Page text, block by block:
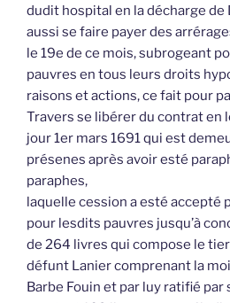
dudit hospital en la décharge de
aussi se faire payer des
le 19e de ce mois, subrogeant
pauvres en tous leurs droits
raisons et actions, ce fait pour
Travers se libérer du contrat en
jour 1er mars 1691 qui est
présenes après avoir esté
paraphes,
laquelle cession a esté accepté
pour lesdits pauvres jusqu’à
de 264 livres qui compose le
défunt Lanier comprenant la
Barbe Fouin et par luy ratifié